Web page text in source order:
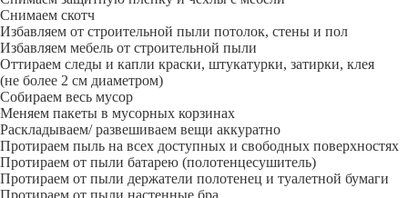
Снимаем скотч
Избавляем от строительной пыли потолок, стены и пол
Избавляем мебель от строительной пыли
Оттираем следы и капли краски, штукатурки, затирки, клея
(не более 2 см диаметром)
Собираем весь мусор
Меняем пакеты в мусорных корзинах
Раскладываем/ развешиваем вещи аккуратно
Протираем пыль на всех доступных и свободных поверхностях
Протираем от пыли батарею (полотенцесушитель)
Протираем от пыли держатели полотенец и туалетной бумаги
Протираем от пыли настенные бра